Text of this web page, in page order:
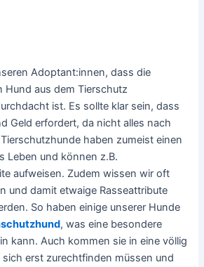
Adoptant:innen, dass die
Hund aus dem Tierschutz
ist. Es sollte klar sein, dass
Geld erfordert, da nicht alles nach
haben zumeist einen
Leben und können z.B.
aufweisen. Zudem wissen wir oft
und damit etwaige Rasseattribute
So haben einige unserer Hunde
, was eine besondere
kann. Auch kommen sie in eine völlig
sich erst zurechtfinden müssen und